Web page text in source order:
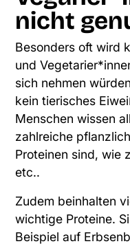
nicht
Besonders oft wird
und
sich nehmen
kein tierisches
Menschen wissen
zahlreiche
Proteinen sind, wie
etc..
Zudem beinhalten
wichtige Proteine.
Beispiel auf